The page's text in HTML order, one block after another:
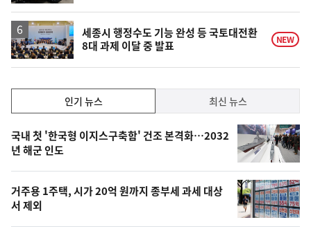
하
락
세종시 행정수도 기능 완성 등 국토대전환
8대 과제 이달 중 발표
NEW
기,
최
신,
오
늘
의
인기 뉴스 최신 뉴스
인
기
뉴
스
국내 첫 '한국형 이지스구축함' 건조 본격화…2032
년 해군 인도
거주용 1주택, 시가 20억 원까지 종부세 과세 대상
서 제외